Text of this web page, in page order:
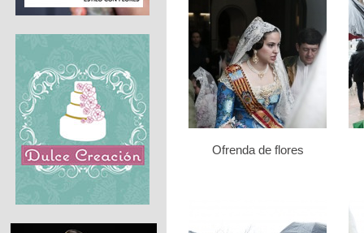
Ofrenda de flores